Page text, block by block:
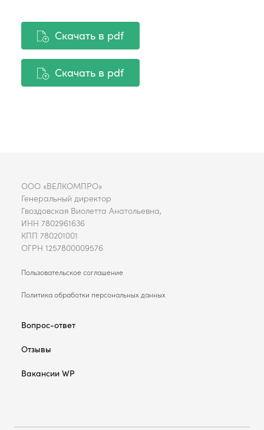
Скачать в pdf
Скачать в pdf
ООО «ВЕЛКОМПРО»
Генеральный директор
Гвоздовская Виолетта Анатольевна,
ИНН 7802961636
КПП 780201001
ОГРН 1257800009576
Пользовательское соглашение
Политика обработки персональных данных
Вопрос-ответ
Отзывы
Вакансии WP